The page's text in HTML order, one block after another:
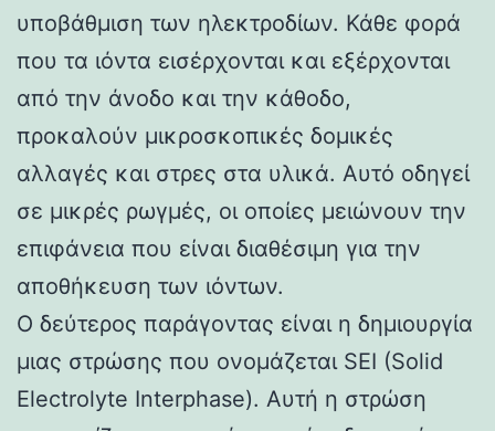
υποβάθμιση των ηλεκτροδίων. Κάθε φορά
που τα ιόντα εισέρχονται και εξέρχονται
από την άνοδο και την κάθοδο,
προκαλούν μικροσκοπικές δομικές
αλλαγές και στρες στα υλικά. Αυτό οδηγεί
σε μικρές ρωγμές, οι οποίες μειώνουν την
επιφάνεια που είναι διαθέσιμη για την
αποθήκευση των ιόντων.
Ο δεύτερος παράγοντας είναι η δημιουργία
μιας στρώσης που ονομάζεται SEI (Solid
Electrolyte Interphase). Αυτή η στρώση